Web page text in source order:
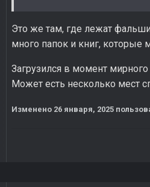
Это же там, где лежат
много папок и книг, которые
Загрузился в момент
Может есть несколько мест
Изменено 26 января, 2025